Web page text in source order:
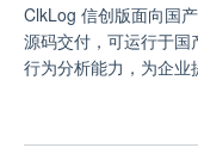
ClkLog 信创版面向国
源码交付，可运行于
行为分析能力，为企业